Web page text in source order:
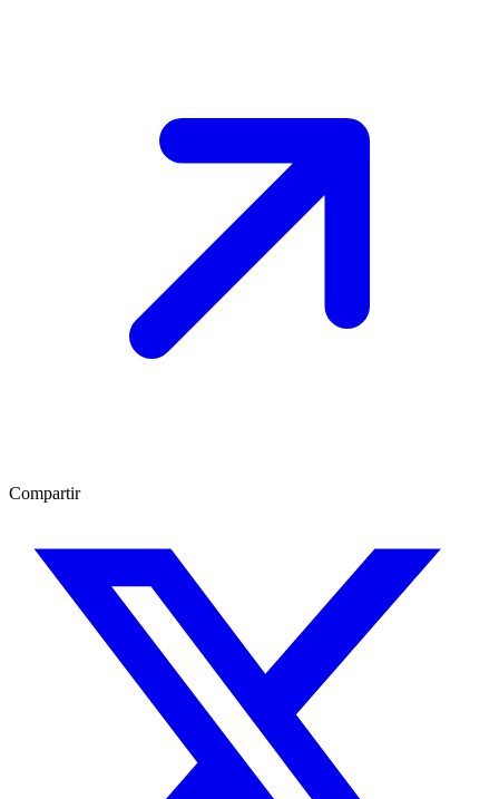
Compartir